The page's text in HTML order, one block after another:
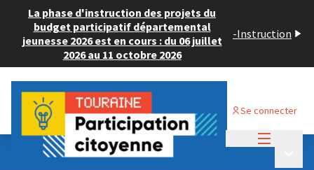
La phase d'instruction des projets du
budget participatif départemental
jeunesse 2026 est en cours : du 06 juillet
2026 au 11 octobre 2026
-Instruction
Se connecter
Budget Participatif ADULTE 2024
💡 Déposer un projet